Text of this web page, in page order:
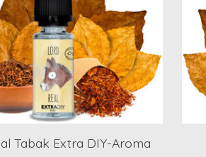
Tabak Extra DIY-Aroma